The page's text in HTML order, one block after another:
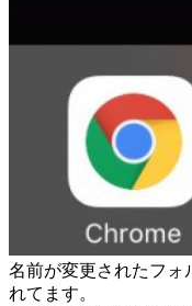
名前が変更されたフォ
れてます。